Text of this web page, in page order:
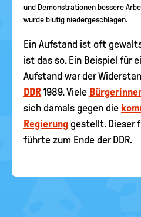
und Demonstrationen bessere
wurde blutig niedergeschlagen.
Ein Aufstand ist oft
ist das so. Ein Beispiel für
Aufstand war der
DDR1989. Viele
sich damals gegen die
Regierung gestellt. Dieser
führte zum Ende der DDR.